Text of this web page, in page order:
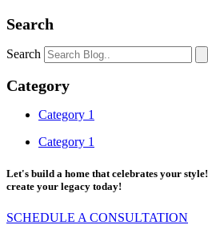
Search
Search
Category
Category 1
Category 1
Let's build a home that celebrates your style!
create your legacy today!
SCHEDULE A CONSULTATION